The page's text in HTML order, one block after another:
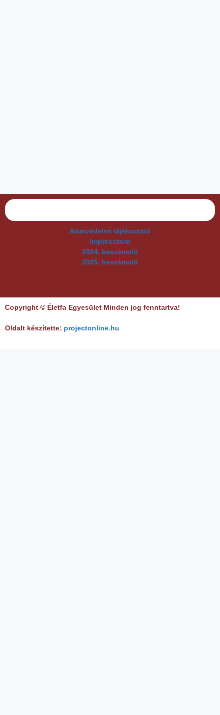
Adatvédelmi tájékoztató
Impresszum
2024. beszámoló
2025. beszámoló
Copyright © Életfa Egyesület Minden jog fenntartva!
Oldalt készítette: projectonline.hu